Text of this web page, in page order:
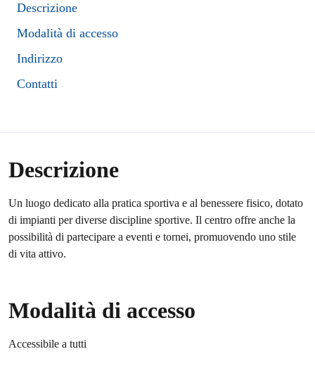
Descrizione
Modalità di accesso
Indirizzo
Contatti
Descrizione
Un luogo dedicato alla pratica sportiva e al benessere fisico, dotato
di impianti per diverse discipline sportive. Il centro offre anche la
possibilità di partecipare a eventi e tornei, promuovendo uno stile
di vita attivo.
Modalità di accesso
Accessibile a tutti